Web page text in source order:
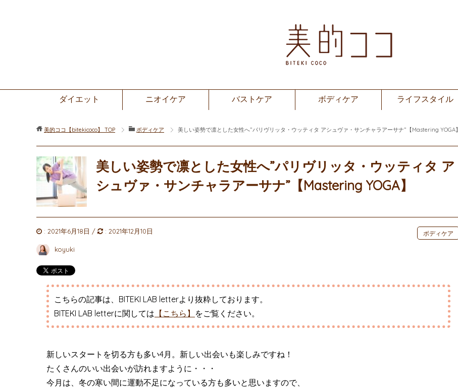
ダイエット ニオイケア バストケア ボディケア ライフスタイル
美的ココ【bitekicoco】 TOP ボディケア 美しい姿勢で凛とした女性へ”パリヴリッタ・ウッティタ アシュヴァ・サンチャラアーサナ”【Mastering YOGA】
美しい姿勢で凛とした女性へ”パリヴリッタ・ウッティタ ア
シュヴァ・サンチャラアーサナ”【Mastering YOGA】
: 2021年6月18日 / : 2021年12月10日 ボディケア
koyuki
こちらの記事は、BITEKI LAB letterより抜粋しております。
BITEKI LAB letterに関しては 【こちら】 をご覧ください。
新しいスタートを切る方も多い4月。新しい出会いも楽しみですね！
たくさんのいい出会いが訪れますように・・・
今月は、冬の寒い間に運動不足になっている方も多いと思いますので、